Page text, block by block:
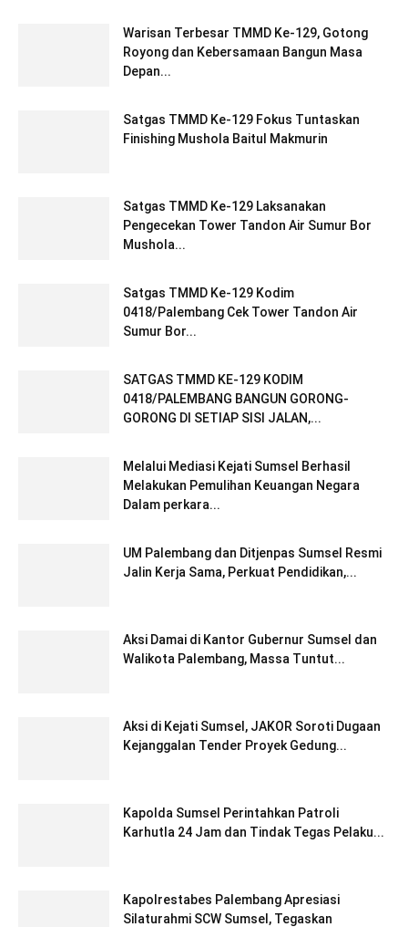
Warisan Terbesar TMMD Ke-129, Gotong
Royong dan Kebersamaan Bangun Masa
Depan...
Satgas TMMD Ke-129 Fokus Tuntaskan
Finishing Mushola Baitul Makmurin
Satgas TMMD Ke-129 Laksanakan
Pengecekan Tower Tandon Air Sumur Bor
Mushola...
Satgas TMMD Ke-129 Kodim
0418/Palembang Cek Tower Tandon Air
Sumur Bor...
SATGAS TMMD KE-129 KODIM
0418/PALEMBANG BANGUN GORONG-
GORONG DI SETIAP SISI JALAN,...
Melalui Mediasi Kejati Sumsel Berhasil
Melakukan Pemulihan Keuangan Negara
Dalam perkara...
UM Palembang dan Ditjenpas Sumsel Resmi
Jalin Kerja Sama, Perkuat Pendidikan,...
Aksi Damai di Kantor Gubernur Sumsel dan
Walikota Palembang, Massa Tuntut...
Aksi di Kejati Sumsel, JAKOR Soroti Dugaan
Kejanggalan Tender Proyek Gedung...
Kapolda Sumsel Perintahkan Patroli
Karhutla 24 Jam dan Tindak Tegas Pelaku...
Kapolrestabes Palembang Apresiasi
Silaturahmi SCW Sumsel, Tegaskan